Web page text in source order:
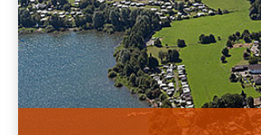
Entwicklungsaufgaben.